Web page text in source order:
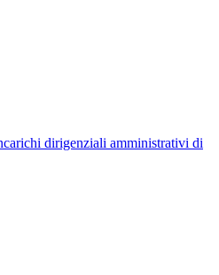
dirigenziali amministrativi di